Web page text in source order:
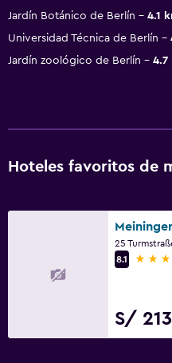
Jardín Botánico de Berlín
4.1
Universidad Técnica de Berlín
Jardín zoológico de Berlín
4.7
Hoteles favoritos de
25
8.1
3
S/ 213